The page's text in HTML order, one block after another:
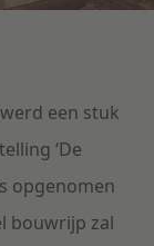
een stuk
‘De
opgenomen
bouwrijp zal